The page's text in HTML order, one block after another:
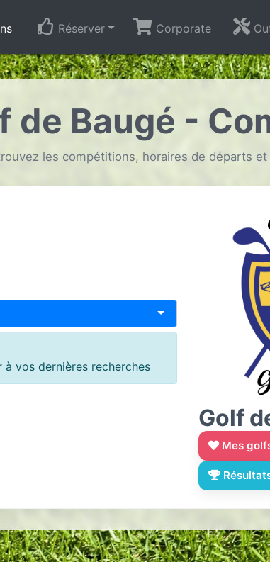
Réserver Corporate
de Baugé -
les compétitions, horaires de départs
vos dernières recherches
Golf
Mes